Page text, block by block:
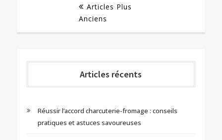
Navigation
des
articles
Articles Plus
Anciens
Articles récents
Réussir l’accord charcuterie-fromage : conseils
pratiques et astuces savoureuses